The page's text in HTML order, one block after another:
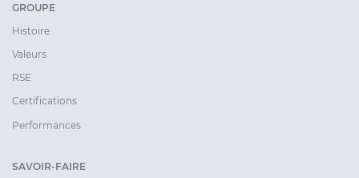
GROUPE
Histoire
Valeurs
RSE
Certifications
Performances
SAVOIR-FAIRE